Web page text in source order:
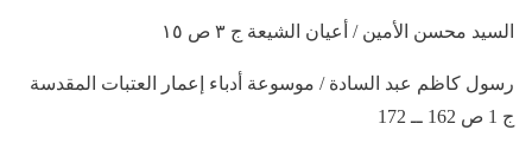
السيد محسن الأمين / أعيان الشيعة ج ٣ ص ١٥
رسول كاظم عبد السادة / موسوعة أدباء إعمار العتبات المقدسة
ج 1 ص 162 ــ 172